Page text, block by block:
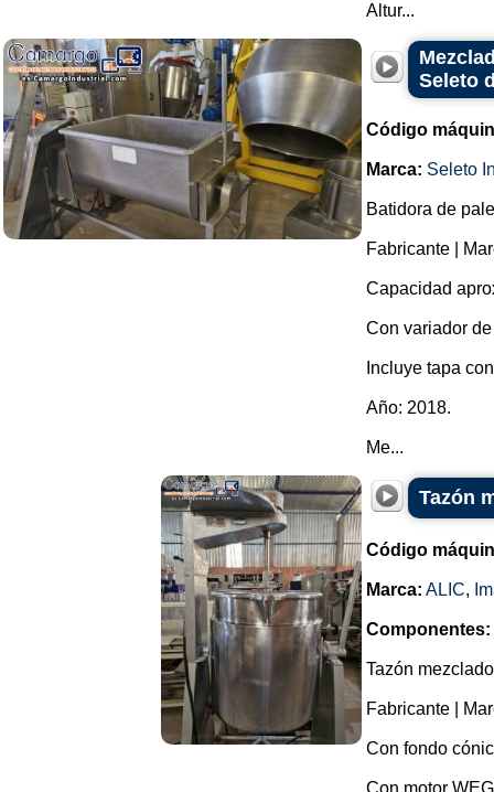
Altur...
Seleto
Código
Marca: Seleto
Batidora de
Fabricante |
Capacidad
Con variador
Incluye tapa
Año: 2018.
Me...
Tazón
Código
Marca: ALIC,
Componentes:
Tazón
Fabricante |
Con fondo
Con motor